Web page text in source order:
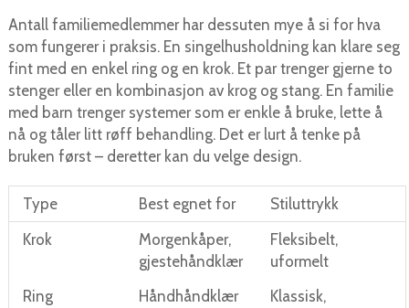
Antall familiemedlemmer har dessuten mye å si for hva
som fungerer i praksis. En singelhusholdning kan klare seg
fint med en enkel ring og en krok. Et par trenger gjerne to
stenger eller en kombinasjon av krog og stang. En familie
med barn trenger systemer som er enkle å bruke, lette å
nå og tåler litt røff behandling. Det er lurt å tenke på
bruken først – deretter kan du velge design.
Type Best egnet for
Stiluttrykk
Krok
Morgenkåper,
gjestehåndklær
Fleksibelt,
uformelt
Ring
Håndhåndklær
Klassisk,